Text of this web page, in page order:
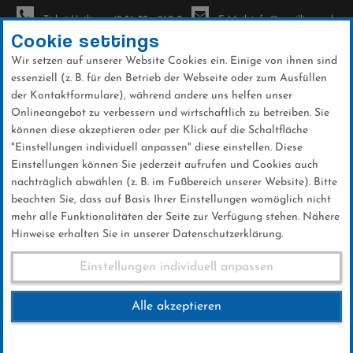
Direkt
zum
Inhalt
Ticket-Hotline: +49 56 32 - 960-0 E-Mail: info@sc-willingen.de
News
Club-News 15.12.2017
15 .Dezember 2017
Cookie settings
Wir setzen auf unserer Website Cookies ein. Einige von ihnen sind
essenziell (z. B. für den Betrieb der Webseite oder zum Ausfüllen
der Kontaktformulare), während andere uns helfen unser
Onlineangebot zu verbessern und wirtschaftlich zu betreiben. Sie
können diese akzeptieren oder per Klick auf die Schaltfläche
"Einstellungen individuell anpassen" diese einstellen. Diese
Einstellungen können Sie jederzeit aufrufen und Cookies auch
nachträglich abwählen (z. B. im Fußbereich unserer Website). Bitte
beachten Sie, dass auf Basis Ihrer Einstellungen womöglich nicht
mehr alle Funktionalitäten der Seite zur Verfügung stehen. Nähere
Hinweise erhalten Sie in unserer Datenschutzerklärung.
Einstellungen individuell anpassen
Alle akzeptieren